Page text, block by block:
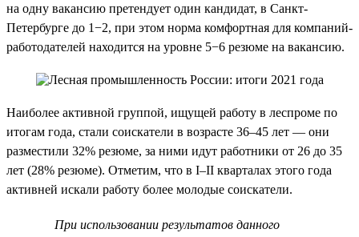
на одну вакансию претендует один кандидат, в Санкт-
Петербурге до 1−2, при этом норма комфортная для компаний-
работодателей находится на уровне 5−6 резюме на вакансию.
Наиболее активной группой, ищущей работу в леспроме по
итогам года, стали соискатели в возрасте 36–45 лет — они
разместили 32% резюме, за ними идут работники от 26 до 35
лет (28% резюме). Отметим, что в I–II кварталах этого года
активней искали работу более молодые соискатели.
При использовании результатов данного